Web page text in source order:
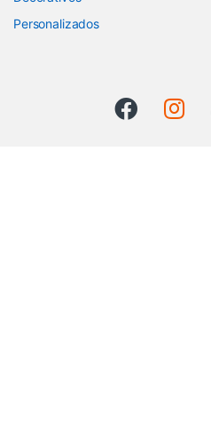
Personalizados